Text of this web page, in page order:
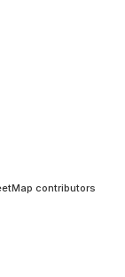
contributors